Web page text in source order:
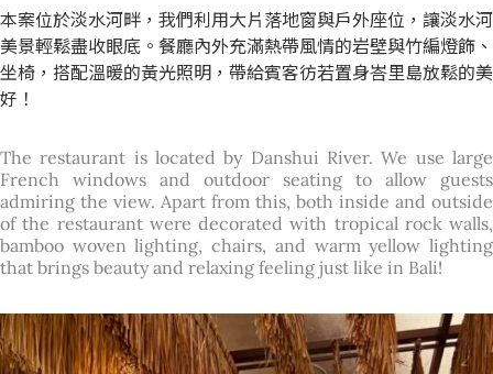
本案位於淡水河畔，我們利用大片落地窗與戶外座位，讓淡水河
美景輕鬆盡收眼底。餐廳內外充滿熱帶風情的岩壁與竹編燈飾、
坐椅，搭配溫暖的黃光照明，帶給賓客彷若置身峇里島放鬆的美
好！
The restaurant is located by Danshui River. We use large
French windows and outdoor seating to allow guests
admiring the view. Apart from this, both inside and outside
of the restaurant were decorated with tropical rock walls,
bamboo woven lighting, chairs, and warm yellow lighting
that brings beauty and relaxing feeling just like in Bali!